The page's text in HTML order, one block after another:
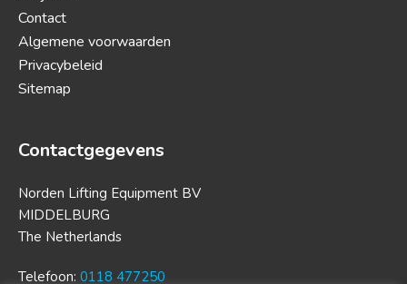
Contact
Algemene voorwaarden
Privacybeleid
Sitemap
Contactgegevens
Norden Lifting Equipment BV
MIDDELBURG
The Netherlands
Telefoon: 0118 477250